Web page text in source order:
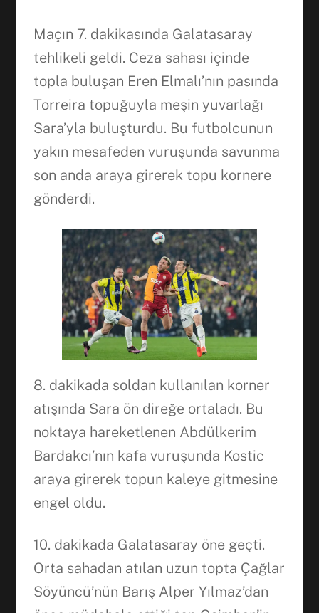
Maçın 7. dakikasında Galatasaray
tehlikeli geldi. Ceza sahası içinde
topla buluşan Eren Elmalı’nın pasında
Torreira topuğuyla meşin yuvarlağı
Sara’yla buluşturdu. Bu futbolcunun
yakın mesafeden vuruşunda savunma
son anda araya girerek topu kornere
gönderdi.
8. dakikada soldan kullanılan korner
atışında Sara ön direğe ortaladı. Bu
noktaya hareketlenen Abdülkerim
Bardakcı’nın kafa vuruşunda Kostic
araya girerek topun kaleye gitmesine
engel oldu.
10. dakikada Galatasaray öne geçti.
Orta sahadan atılan uzun topta Çağlar
Söyüncü’nün Barış Alper Yılmaz’dan